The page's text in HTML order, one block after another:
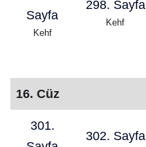
Sayfa
Kehf
298. Sayfa
Kehf
16. Cüz
301.
302. Sayfa